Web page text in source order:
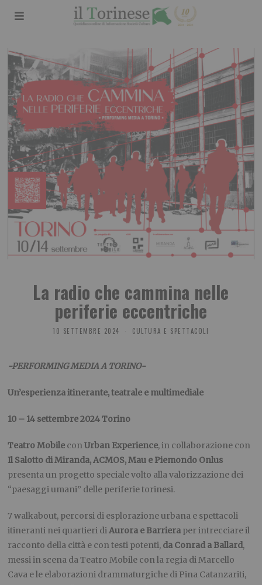
La radio che cammina nelle
periferie eccentriche
10 SETTEMBRE 2024 CULTURA E SPETTACOLI
-PERFORMING MEDIA A TORINO-
Un’esperienza itinerante, teatrale e multimediale
10 – 14 settembre 2024Torino
Teatro Mobile conUrban Experience, in collaborazione con
Il Salotto di Miranda, ACMOS, Mau e Piemondo Onlus
presenta un progetto speciale volto alla valorizzazione dei
“paesaggi umani” delle periferie torinesi.
7 walkabout, percorsi di esplorazione urbana e spettacoli
itineranti nei quartieri diAurora e Barriera per intrecciare il
racconto della città e con testi potenti, da Conrad a Ballard,
messi in scena da Teatro Mobile con la regia di Marcello
Cava e le elaborazioni drammaturgiche di Pina Catanzariti,